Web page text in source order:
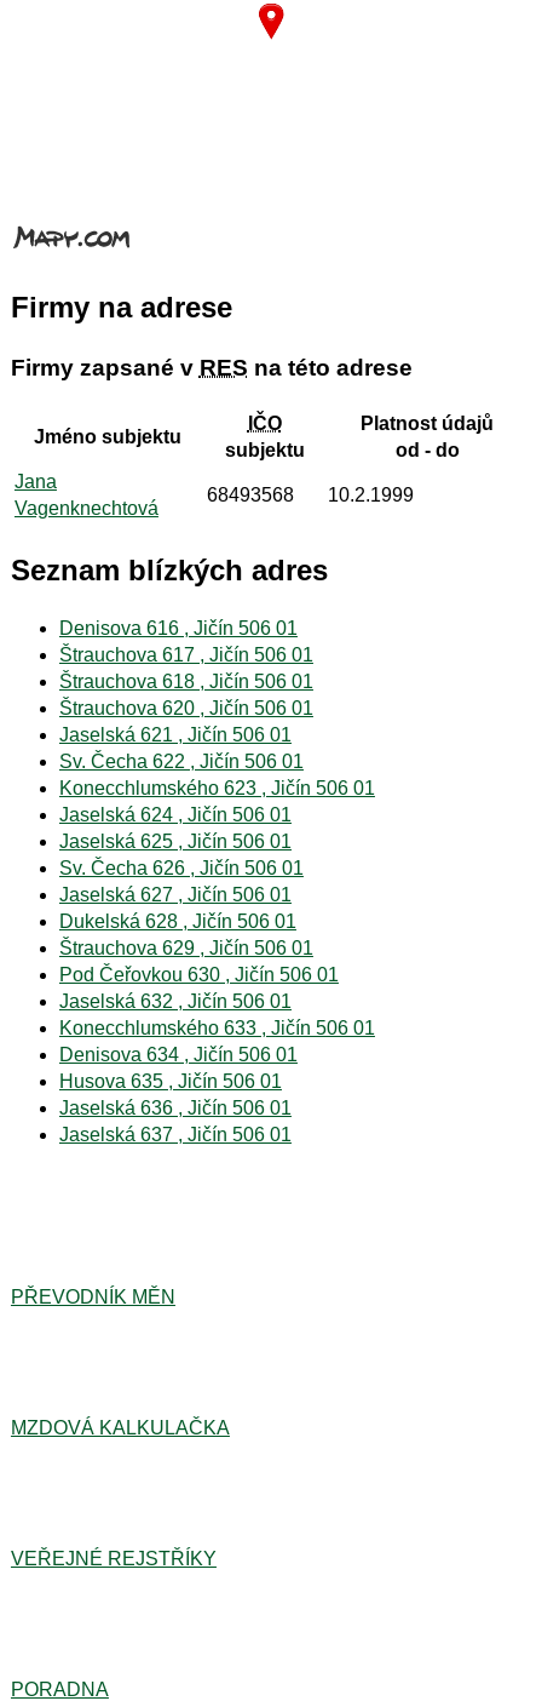
Firmy na adrese
Firmy zapsané v RES na této adrese
Jméno subjektu
IČO
subjektu
Platnost údajů
od - do
Jana
Vagenknechtová
68493568 10.2.1999
Seznam blízkých adres
Denisova 616 , Jičín 506 01
Štrauchova 617 , Jičín 506 01
Štrauchova 618 , Jičín 506 01
Štrauchova 620 , Jičín 506 01
Jaselská 621 , Jičín 506 01
Sv. Čecha 622 , Jičín 506 01
Konecchlumského 623 , Jičín 506 01
Jaselská 624 , Jičín 506 01
Jaselská 625 , Jičín 506 01
Sv. Čecha 626 , Jičín 506 01
Jaselská 627 , Jičín 506 01
Dukelská 628 , Jičín 506 01
Štrauchova 629 , Jičín 506 01
Pod Čeřovkou 630 , Jičín 506 01
Jaselská 632 , Jičín 506 01
Konecchlumského 633 , Jičín 506 01
Denisova 634 , Jičín 506 01
Husova 635 , Jičín 506 01
Jaselská 636 , Jičín 506 01
Jaselská 637 , Jičín 506 01
PŘEVODNÍK MĚN
MZDOVÁ KALKULAČKA
VEŘEJNÉ REJSTŘÍKY
PORADNA